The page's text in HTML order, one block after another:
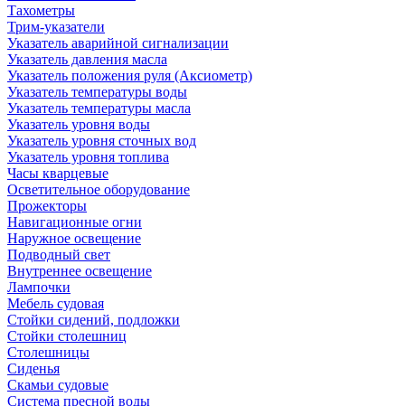
Тахометры
Трим-указатели
Указатель аварийной сигнализации
Указатель давления масла
Указатель положения руля (Аксиометр)
Указатель температуры воды
Указатель температуры масла
Указатель уровня воды
Указатель уровня сточных вод
Указатель уровня топлива
Часы кварцевые
Осветительное оборудование
Прожекторы
Навигационные огни
Наружное освещение
Подводный свет
Внутреннее освещение
Лампочки
Мебель судовая
Стойки сидений, подложки
Стойки столешниц
Столешницы
Сиденья
Скамьи судовые
Система пресной воды